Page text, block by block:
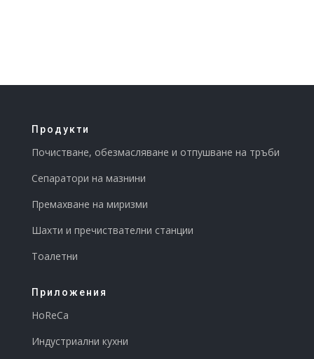
Продукти
Почистване, обезмасляване и отпушване на тръби
Сепаратори на мазнини
Премахване на миризми
Шахти и пречиствателни станции
Тоалетни
Приложения
HoReCa
Индустриални кухни